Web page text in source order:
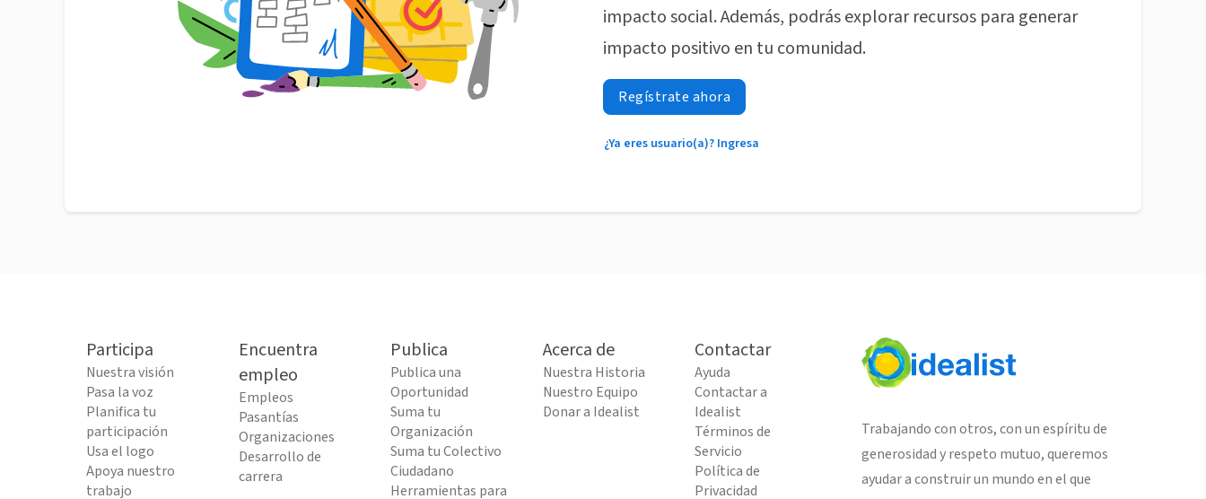
impacto social. Además, podrás explorar recursos para generar
impacto positivo en tu comunidad.
Regístrate ahora
¿Ya eres usuario(a)? Ingresa
Participa
Nuestra visión
Pasa la voz
Planifica tu
participación
Usa el logo
Apoya nuestro
trabajo
Encuentra
empleo
Empleos
Pasantías
Organizaciones
Desarrollo de
carrera
Publica
Publica una
Oportunidad
Suma tu
Organización
Suma tu Colectivo
Ciudadano
Herramientas para
Acerca de
Nuestra Historia
Nuestro Equipo
Donar a Idealist
Contactar
Ayuda
Contactar a
Idealist
Términos de
Servicio
Política de
Privacidad
Trabajando con otros, con un espíritu de
generosidad y respeto mutuo, queremos
ayudar a construir un mundo en el que